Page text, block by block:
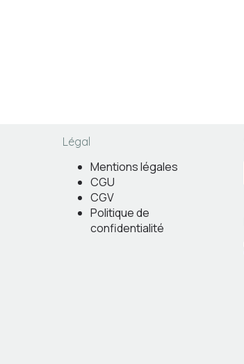
Légal
Mentions légales
CGU
CGV
Politique de
confidentialité